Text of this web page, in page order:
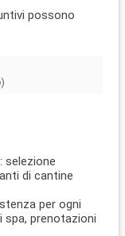
possono
selezione
di cantine
per ogni
spa, prenotazioni